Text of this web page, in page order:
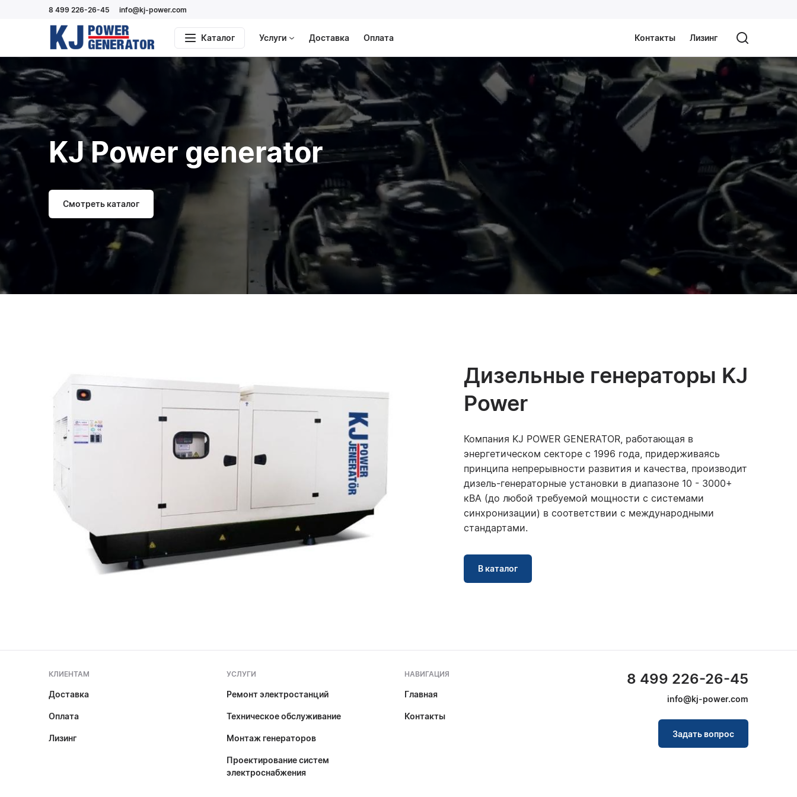
8 499 226-26-45 info@kj-power.com
Каталог Услуги Доставка Оплата Контакты Лизинг
KJ Power generator
Смотреть каталог
Дизельные генераторы KJ
Power
Компания KJ POWER GENERATOR, работающая в
энергетическом секторе с 1996 года, придерживаясь
принципа непрерывности развития и качества, производит
дизель-генераторные установки в диапазоне 10 - 3000+
кВА (до любой требуемой мощности с системами
синхронизации) в соответствии с международными
стандартами.
В каталог
КЛИЕНТАМ
Доставка
Оплата
Лизинг
УСЛУГИ
Ремонт электростанций
Техническое обслуживание
Монтаж генераторов
Проектирование систем
электроснабжения
НАВИГАЦИЯ
Главная
Контакты
8 499 226-26-45
info@kj-power.com
Задать вопрос